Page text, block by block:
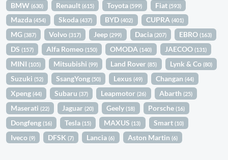
BMW(630) Renault(615) Toyota(599) Fiat (593)
Mazda(454) Skoda(437) BYD(402) CUPRA (401)
MG(387) Volvo(317) Jeep(299) Dacia (207) EBRO (163)
DS(157) Alfa Romeo(150) OMODA(140) JAECOO (131)
MINI(105) Mitsubishi(99) Land Rover(85) Lynk & Co (80)
Suzuki(52) SsangYong(50) Lexus(49) Changan (44)
Xpeng(44) Subaru(37) Leapmotor(26) Abarth (25)
Maserati(22) Jaguar(20) Geely(18) Porsche (16)
Dongfeng(16) Tesla(15) MAXUS(13) Smart (10)
Iveco(9) DFSK(7) Lancia(6) Aston Martin (6)